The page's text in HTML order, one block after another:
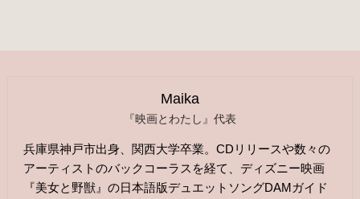
Maika
『映画とわたし』代表
兵庫県神戸市出身、関西大学卒業。CDリリースや数々の
アーティストのバックコーラスを経て、ディズニー映画
『美女と野獣』の日本語版デュエットソングDAMガイド